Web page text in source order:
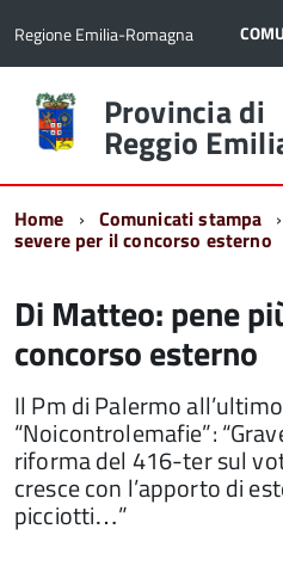
Regione Emilia-Romagna
Torna
alla
home
Provincia di
Reggio
Home Comunicati stampa
severe per il concorso esterno
Di Matteo: pene
concorso esterno
Il Pm di Palermo
“Noicontrolemafie”:
riforma del 416-ter sul
cresce con l’apporto di
picciotti…”